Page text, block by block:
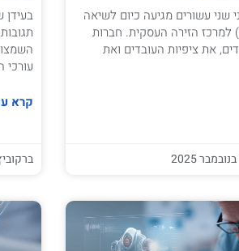
עשורים מגיעה כיום לשיאה
עם כניסת הבינה המלאכותית (AI) למרכז הזירה העסקית. חברות
את ציפיות העובדים ואת
בעידן
עורכי
קרא